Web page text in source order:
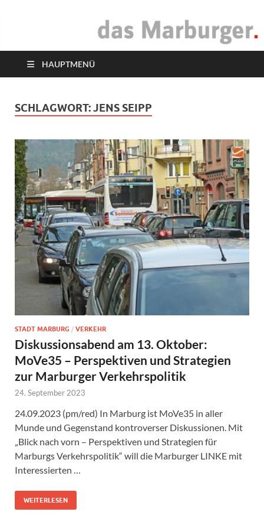
das Marburger.
HAUPTMENÜ
SCHLAGWORT:JENS SEIPP
STADT MARBURG / VERKEHR
Diskussionsabend am 13. Oktober:
MoVe35 – Perspektiven und Strategien
zur Marburger Verkehrspolitik
24. September 2023
24.09.2023 (pm/red) In Marburg ist MoVe35 in aller
Munde und Gegenstand kontroverser Diskussionen. Mit
„Blick nach vorn – Perspektiven und Strategien für
Marburgs Verkehrspolitik“ will die Marburger LINKE mit
Interessierten …
WEITERLESEN